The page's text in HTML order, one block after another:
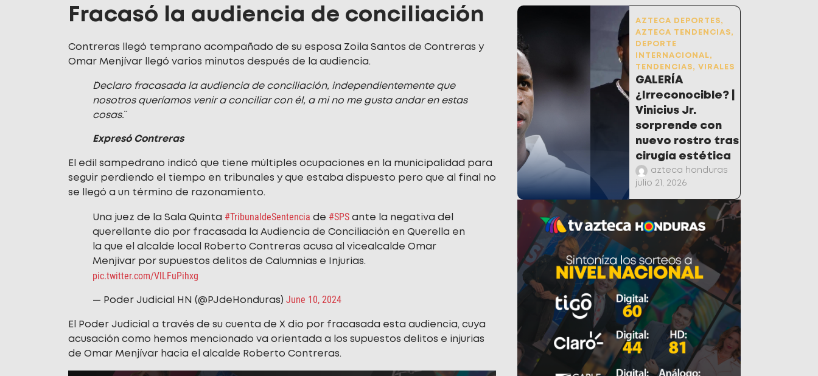
Fracasó la audiencia de conciliación
Contreras llegó temprano acompañado de su esposa Zoila Santos de Contreras y
Omar Menjívar llegó varios minutos después de la audiencia.
¨Declaro fracasada la audiencia de conciliación, independientemente que
nosotros queríamos venir a conciliar con él, a mi no me gusta andar en estas
cosas¨.
Expresó Contreras
El edil sampedrano indicó que tiene múltiples ocupaciones en la municipalidad para
seguir perdiendo el tiempo en tribunales y que estaba dispuesto pero que al final no
se llegó a un término de razonamiento.
Una juez de la Sala Quinta #TribunaldeSentencia de #SPS ante la negativa del
querellante dio por fracasada la Audiencia de Conciliación en Querella en
la que el alcalde local Roberto Contreras acusa al vicealcalde Omar
Menjivar por supuestos delitos de Calumnias e Injurias.
pic.twitter.com/VlLFuPihxg
— Poder Judicial HN (@PJdeHonduras) June 10, 2024
El Poder Judicial a través de su cuenta de X dio por fracasada esta audiencia, cuya
acusación como hemos mencionado va orientada a los supuestos delitos e injurias
de Omar Menjívar hacia el alcalde Roberto Contreras.
AZTECA DEPORTES,
AZTECA TENDENCIAS,
DEPORTE
INTERNACIONAL,
TENDENCIAS, VIRALES
GALERÍA
¿Irreconocible? |
Vinicius Jr.
sorprende con
nuevo rostro tras
cirugía estética
azteca honduras
julio 21, 2026